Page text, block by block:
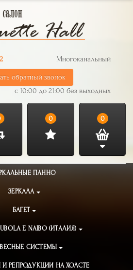
Многоканальный
обратный звонок
с 10:00 до 21:00 без выходных
0 0
ПАННО
ЗЕРКАЛА
БАГЕТ
E NAIBO (ИТАЛИЯ)
СИСТЕМЫ
И РЕПРОДУКЦИИ НА ХОЛСТЕ